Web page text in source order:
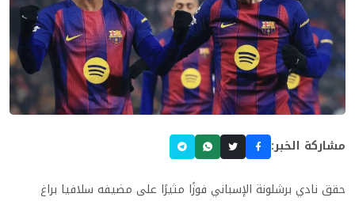
مشاركة الخبر:
حقق نادي برشلونة الإسباني فوزًا مثيرًا على مضيفه سلافيا براغ